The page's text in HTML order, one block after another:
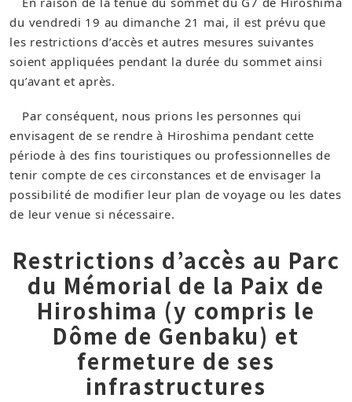
du vendredi 19 au dimanche 21 mai, il est prévu que
les restrictions d’accès et autres mesures suivantes
soient appliquées pendant la durée du sommet ainsi
qu’avant et après.
Par conséquent, nous prions les personnes qui
envisagent de se rendre à Hiroshima pendant cette
période à des fins touristiques ou professionnelles de
tenir compte de ces circonstances et de envisager la
possibilité de modifier leur plan de voyage ou les dates
de leur venue si nécessaire.
Restrictions d’accès au Parc
du Mémorial de la Paix de
Hiroshima (y compris le
Dôme de Genbaku) et
fermeture de ses
infrastructures